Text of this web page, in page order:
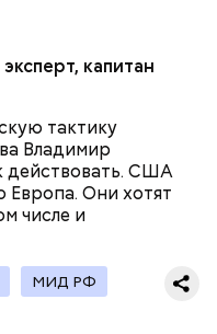
капитан
тактику
Владимир
действовать. США
Европа. Они хотят
числе и
МИД РФ
все мужчины
устраивают
и проводят время,
и так, что через год